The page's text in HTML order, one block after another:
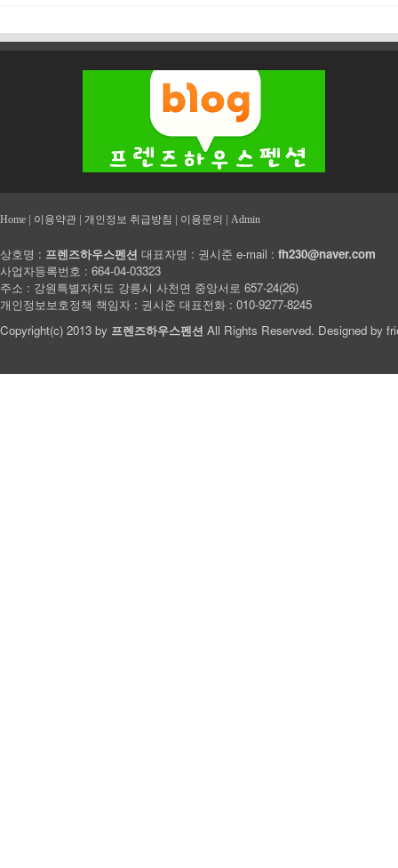
Home | 이용약관 | 개인정보 취급방침 | 이용문의 | Admin
상호명 : 프렌즈하우스펜션 대표자명 : 권시준 e-mail : fh230@naver.com
사업자등록번호 : 664-04-03323
주소 : 강원특별자치도 강릉시 사천면 중앙서로 657-24(26)
개인정보보호정책 책임자 : 권시준 대표전화 : 010-9277-8245
Copyright(c) 2013 by 프렌즈하우스펜션 All Rights Reserved. Designed by